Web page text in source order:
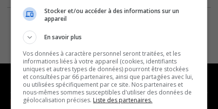
NOUVELLES MUSIQUE
Stocker et/ou accéder à des informations sur un
appareil
En savoir plus
Vos données à caractère personnel seront traitées, et les
informations liées à votre appareil (cookies, identifiants
uniques et autres types de données) pourront être stockées
et consultées par 66 partenaires, ainsi que partagées avec lui,
ou utilisées spécifiquement par ce site. Nos partenaires et
nous-mêmes sommes susceptibles d'utiliser des données de
géolocalisation précises. Liste des partenaires.